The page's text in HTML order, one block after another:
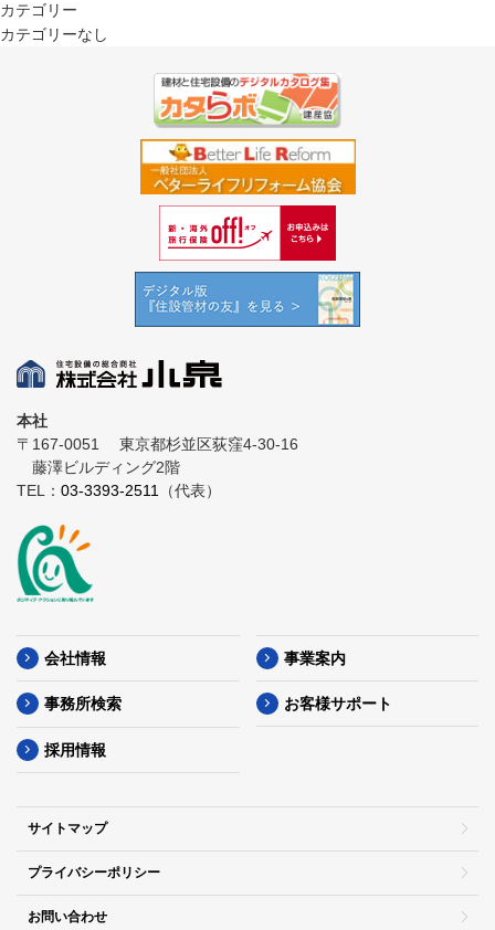
カテゴリー
カテゴリーなし
本社
〒167-0051
東京都杉並区荻窪4-30-16
藤澤ビルディング2階
TEL： 03-3393-2511 （代表）
会社情報 事業案内
事務所検索 お客様サポート
採用情報
サイトマップ
プライバシーポリシー
お問い合わせ